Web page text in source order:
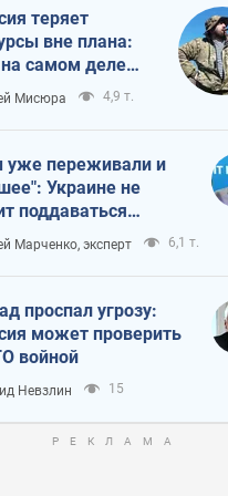
теряет
вне плана:
на самом деле
темп войны
Мисюра 4,9 т.
переживали и
Украине не
поддаваться
из-за
террора
Марченко, эксперт 6,1 т.
проспал угрозу:
может проверить
войной
Невзлин 15